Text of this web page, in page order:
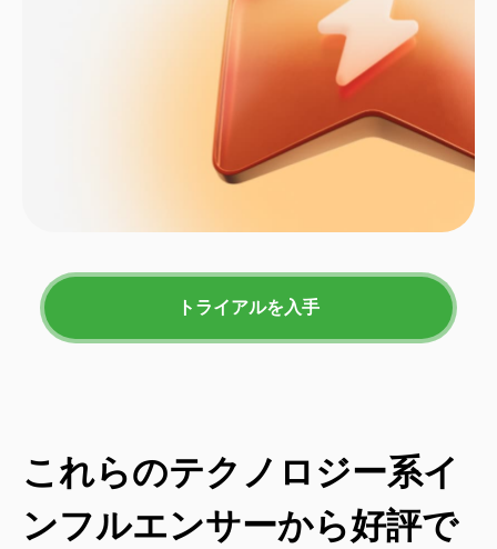
トライアルを入手
これらのテクノロジー系イ
ンフルエンサーから好評で